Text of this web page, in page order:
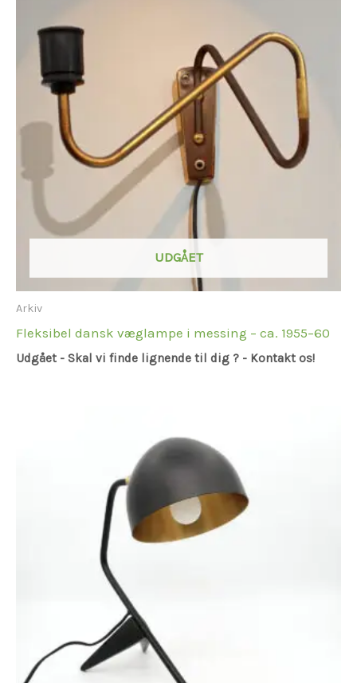
UDGÅET
Arkiv
Fleksibel dansk væglampe i messing – ca. 1955–60
Udgået - Skal vi finde lignende til dig ? - Kontakt os!